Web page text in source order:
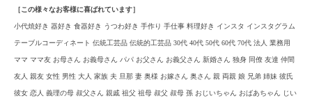
［この様々なお客様に喜ばれています］
小代焼好き 器好き 食器好き うつわ好き 手作り 手仕事 料理好き インスタ インスタグラム
テーブルコーディネート 伝統工芸品 伝統的工芸品 30代 40代 50代 60代 70代 法人 業務用
ママ ママ友 お母さん お義母さん パパ お父さん お義父さん 新婚さん 独身 同僚 友達 仲間
友人 親友 女性 男性 大人 家族 夫 旦那 妻 奥様 お嫁さん 奥さん 親 両親 娘 兄弟 姉妹 彼氏
彼女 恋人 義理の母 叔父さん 親戚 祖父 祖母 叔父 叔母 孫 おじいちゃん おばあちゃん じい